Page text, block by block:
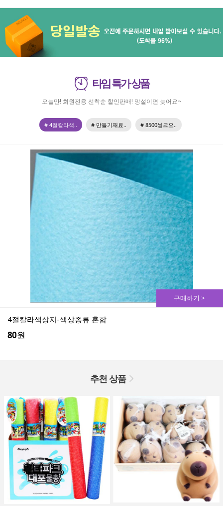
타임 특가 상품
오늘만! 회원전용 선착순 할인판매! 망설이면 늦어요~
# 4절칼라색.. # 만들기재료.. # 8500씽크오..
구매하기 >
4절칼라색상지-색상종류 혼합
80원
추천 상품